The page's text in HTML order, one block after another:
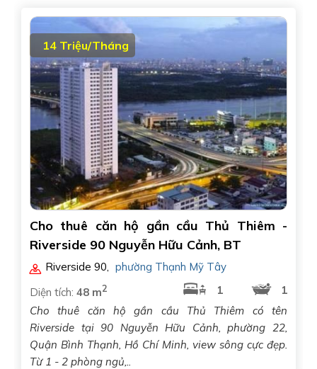
14 Triệu/Tháng
Cho thuê căn hộ gần cầu Thủ Thiêm -
Riverside 90 Nguyễn Hữu Cảnh, BT
Riverside 90
phường Thạnh Mỹ Tây
Diện tích: 48 m2 1
1
Cho thuê căn hộ gần cầu Thủ Thiêm có tên
Riverside tại 90 Nguyễn Hữu Cảnh, phường 22,
Quận Bình Thạnh, Hồ Chí Minh, view sông cực đẹp.
Từ 1 - 2 phòng ngủ,..